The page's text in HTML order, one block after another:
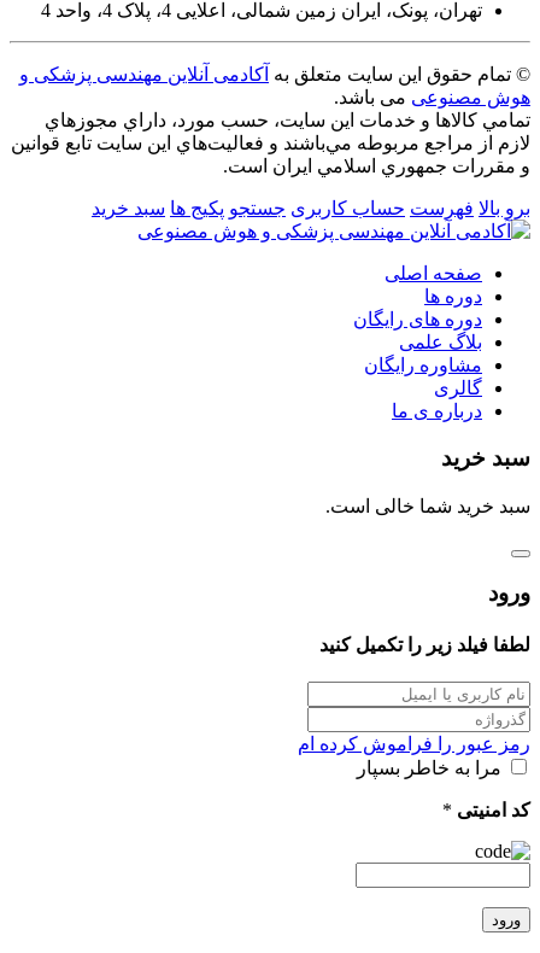
تهران، پونک، ایران زمین شمالی، اعلایی 4، پلاک 4، واحد 4
© تمام حقوق این سایت متعلق به آکادمی آنلاین مهندسی پزشکی و
هوش مصنوعی می باشد.
تمامي كالاها و خدمات اين سایت، حسب مورد، داراي مجوزهاي
لازم از مراجع مربوطه مي‌باشند و فعاليت‌هاي اين سايت تابع قوانين
و مقررات جمهوري اسلامي ايران است.
برو بالا فهرست حساب کاربری جستجو پکیج ها سبد خرید
صفحه اصلی
دوره ها
دوره های رایگان
بلاگ علمی
مشاوره رایگان
گالری
درباره ی ما
سبد خرید
سبد خرید شما خالی است.
ورود
لطفا فیلد زیر را تکمیل کنید
رمز عبور را فراموش کرده ام
مرا به خاطر بسپار
کد امنیتی *
ورود